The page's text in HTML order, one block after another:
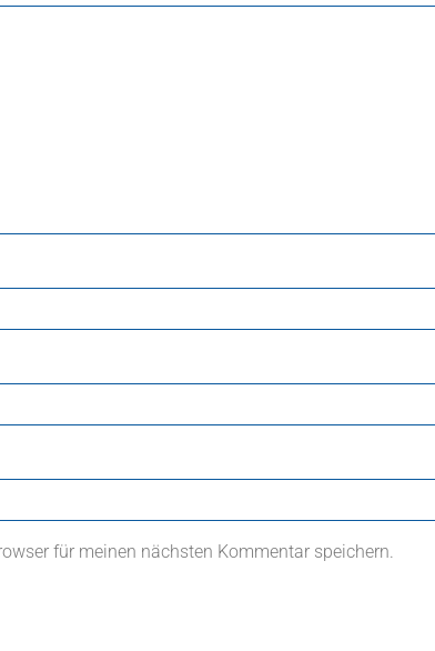
für meinen nächsten Kommentar speichern.